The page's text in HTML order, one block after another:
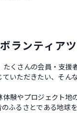
ランティア
くさんの会員・支援
いただきたい、そん
験やプロジェクト
ふるさとである地